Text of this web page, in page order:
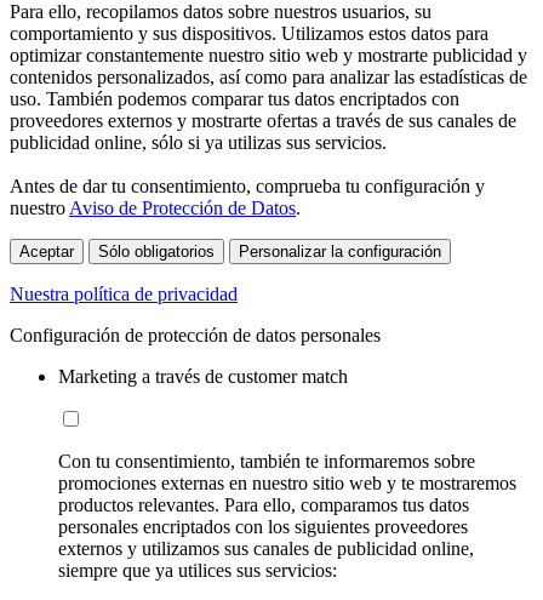
Para ello, recopilamos datos sobre nuestros usuarios, su
comportamiento y sus dispositivos. Utilizamos estos datos para
optimizar constantemente nuestro sitio web y mostrarte publicidad y
contenidos personalizados, así como para analizar las estadísticas de
uso. También podemos comparar tus datos encriptados con
proveedores externos y mostrarte ofertas a través de sus canales de
publicidad online, sólo si ya utilizas sus servicios.
Antes de dar tu consentimiento, comprueba tu configuración y
nuestroAviso de Protección de Datos.
Aceptar Sólo obligatorios Personalizar la configuración
Nuestra política de privacidad
Configuración de protección de datos personales
Marketing a través de customer match
Con tu consentimiento, también te informaremos sobre
promociones externas en nuestro sitio web y te mostraremos
productos relevantes. Para ello, comparamos tus datos
personales encriptados con los siguientes proveedores
externos y utilizamos sus canales de publicidad online,
siempre que ya utilices sus servicios: